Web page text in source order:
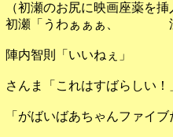
（初瀬のお尻に映画座薬を挿
初瀬「うわぁぁぁ、 泣
陣内智則「いいねぇ」
さんま「これはすばらしい！
「がばいばあちゃんファイブ